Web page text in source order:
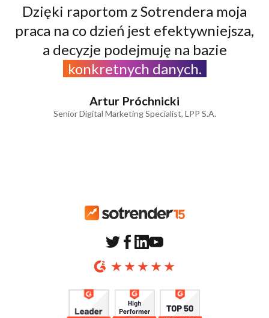
Dzięki raportom z Sotrendera moja
praca na co dzień jest efektywniejsza,
a decyzje podejmuję na bazie
konkretnych danych.
Artur Próchnicki
Senior Digital Marketing Specialist, LPP S.A.